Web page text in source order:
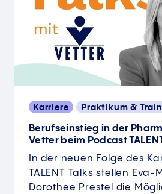
Karriere Praktikum &
Berufseinstieg in der
Vetter beim Podcast
In der neuen Folge des
TALENT Talks stellen Eva-
Dorothee Prestel die